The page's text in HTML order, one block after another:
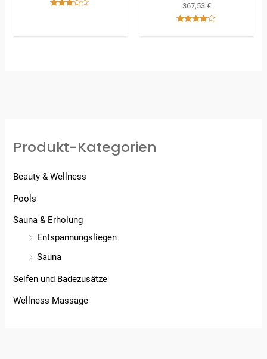
367,53 €
Produkt-Kategorien
Beauty & Wellness
Pools
Sauna & Erholung
Entspannungsliegen
Sauna
Seifen und Badezusätze
Wellness Massage